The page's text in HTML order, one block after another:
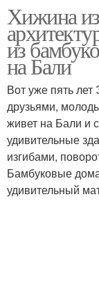
Хижина
из
на Бали
Вот уже пять
друзьями,
живет на Бали и
удивительные
изгибами,
Бамбуковые
удивительный